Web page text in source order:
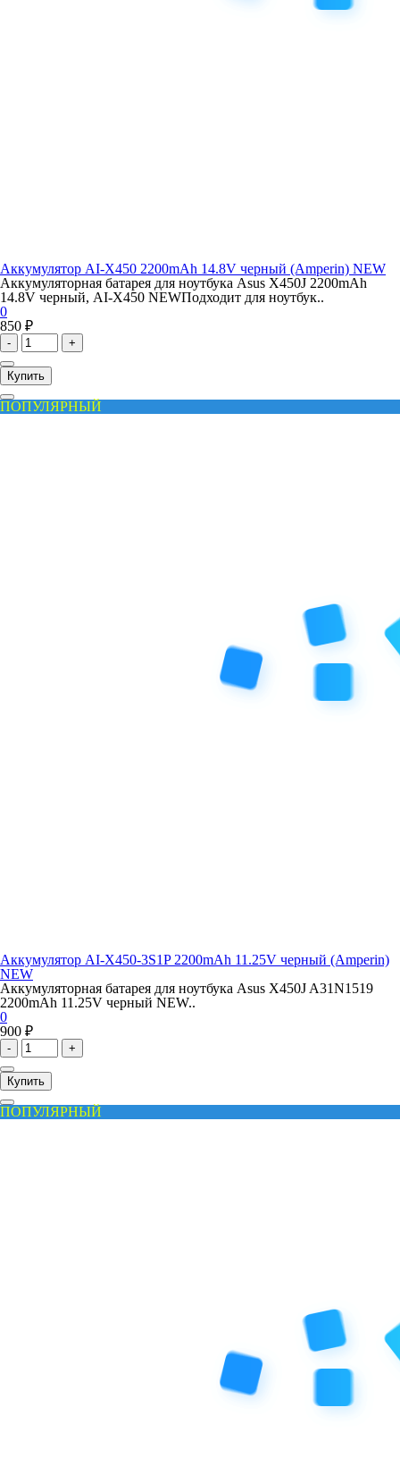
Аккумулятор AI-X450 2200mAh 14.8V черный (Amperin) NEW
Аккумуляторная батарея для ноутбука Asus X450J 2200mAh
14.8V черный, AI-X450 NEWПодходит для ноутбук..
0
850 ₽
- +
Купить
ПОПУЛЯРНЫЙ
Аккумулятор AI-X450-3S1P 2200mAh 11.25V черный (Amperin)
NEW
Аккумуляторная батарея для ноутбука Asus X450J A31N1519
2200mAh 11.25V черный NEW..
0
900 ₽
- +
Купить
ПОПУЛЯРНЫЙ